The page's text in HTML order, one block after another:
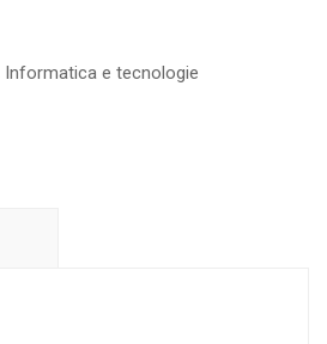
Informatica e tecnologie